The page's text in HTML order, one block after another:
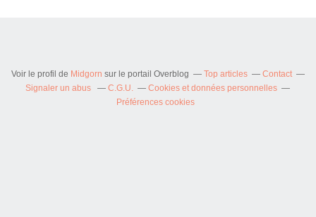
Voir le profil de Midgorn sur le portail Overblog Top articles
Contact
Signaler un abus
C.G.U.
Cookies et données personnelles
Préférences cookies